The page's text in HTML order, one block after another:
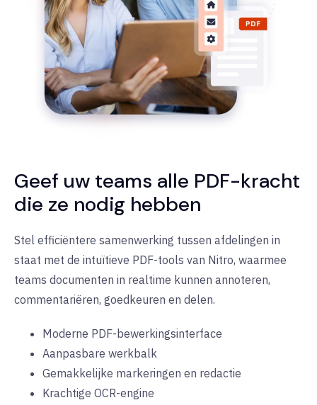
Geef uw teams alle PDF-kracht
die ze nodig hebben
Stel efficiëntere samenwerking tussen afdelingen in
staat met de intuïtieve PDF-tools van Nitro, waarmee
teams documenten in realtime kunnen annoteren,
commentariëren, goedkeuren en delen.
Moderne PDF-bewerkingsinterface
Aanpasbare werkbalk
Gemakkelijke markeringen en redactie
Krachtige OCR-engine